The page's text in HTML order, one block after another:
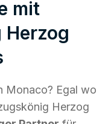
mit
Herzog
Monaco? Egal wo
Herzog